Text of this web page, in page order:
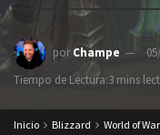
por Champe
Tiempo de Lectura:3 mins
Inicio Blizzard World of